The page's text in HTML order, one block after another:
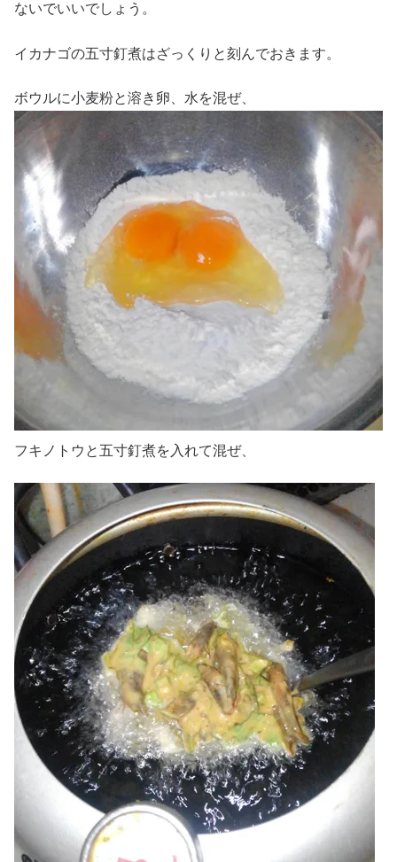
ないでいいでしょう。
イカナゴの五寸釘煮はざっくりと刻んでおきます。
ボウルに小麦粉と溶き卵、水を混ぜ、
フキノトウと五寸釘煮を入れて混ぜ、